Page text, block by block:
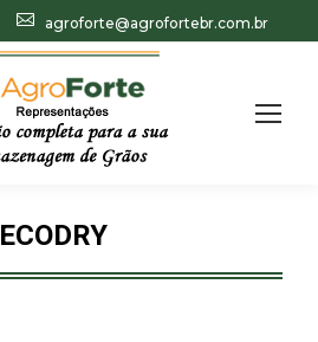
agroforte@agrofortebr.com.br
ECODRY
Você está aqui: